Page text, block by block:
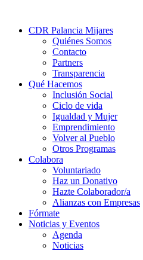
CDR Palancia Mijares
Quiénes Somos
Contacto
Partners
Transparencia
Qué Hacemos
Inclusión Social
Ciclo de vida
Igualdad y Mujer
Emprendimiento
Volver al Pueblo
Otros Programas
Colabora
Voluntariado
Haz un Donativo
Hazte Colaborador/a
Alianzas con Empresas
Fórmate
Noticias y Eventos
Agenda
Noticias